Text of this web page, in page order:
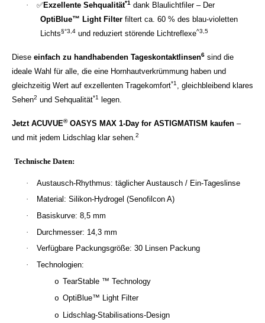
· ✅Exzellente Sehqualität*1 dank Blaulichtfiler – Der
OptiBlue™ Light Filter filtert ca. 60 % des blau-violetten
Lichts§°3,4 und reduziert störende Lichtreflexe^3,5
Diese einfach zu handhabenden Tageskontaktlinsen6 sind die
ideale Wahl für alle, die eine Hornhautverkrümmung haben und
gleichzeitig Wert auf exzellenten Tragekomfort*1
, gleichbleibend klares
Sehen2 und Sehqualität*1 legen.
Jetzt ACUVUE®OASYS MAX 1-Day for ASTIGMATISM kaufen –
und mit jedem Lidschlag klar sehen. 2
Technische Daten:
·
Austausch-Rhythmus: täglicher Austausch / Ein-Tageslinse
·
Material: Silikon-Hydrogel (Senofilcon A)
·
Basiskurve: 8,5 mm
·
Durchmesser: 14,3 mm
·
Verfügbare Packungsgröße: 30 Linsen Packung
·
Technologien:
o TearStable ™ Technology
o OptiBlue™ Light Filter
o
Lidschlag-Stabilisations-Design